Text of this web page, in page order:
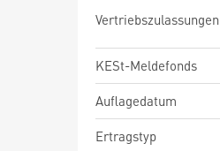
Vertriebszulassungen
KESt-Meldefonds
Auflagedatum
Ertragstyp